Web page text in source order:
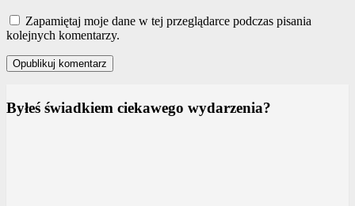
Zapamiętaj moje dane w tej przeglądarce podczas pisania
kolejnych komentarzy.
Byłeś świadkiem ciekawego wydarzenia?